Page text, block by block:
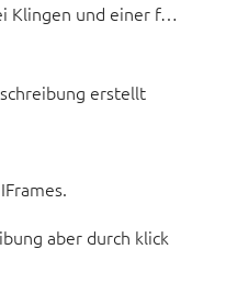
Klingen und einer f…
erstellt
aber durch klick